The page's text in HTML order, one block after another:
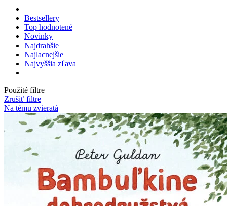
Bestsellery
Top hodnotené
Novinky
Najdrahšie
Najlacnejšie
Najvyššia zľava
Použité filtre
Zrušiť filtre
Na tému zvieratá